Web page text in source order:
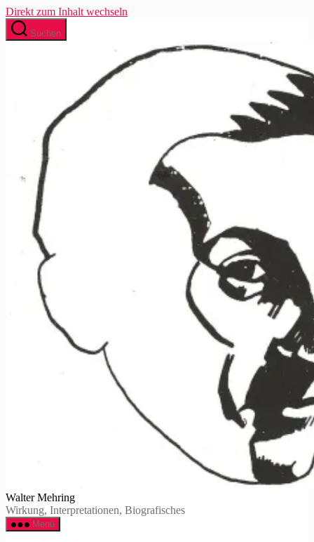
Direkt zum Inhalt wechseln
Suchen
Walter Mehring
Wirkung, Interpretationen, Biografisches
Menü